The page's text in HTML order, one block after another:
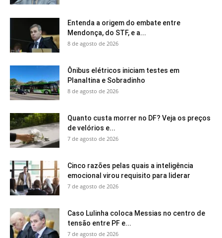
Entenda a origem do embate entre
Mendonça, do STF, e a...
8 de agosto de 2026
Ônibus elétricos iniciam testes em
Planaltina e Sobradinho
8 de agosto de 2026
Quanto custa morrer no DF? Veja os preços
de velórios e...
7 de agosto de 2026
Cinco razões pelas quais a inteligência
emocional virou requisito para liderar
7 de agosto de 2026
Caso Lulinha coloca Messias no centro de
tensão entre PF e...
7 de agosto de 2026